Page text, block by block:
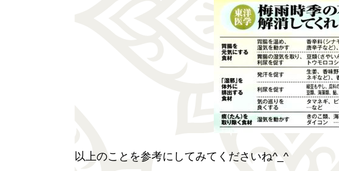
以上のことを参考にしてみてくださいね^_^